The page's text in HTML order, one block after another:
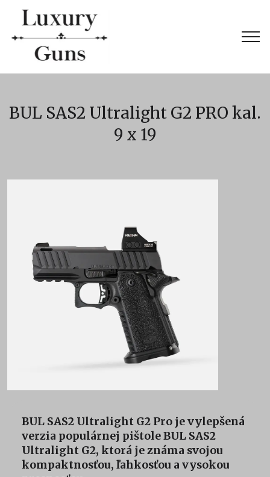
BUL SAS2 Ultralight G2 PRO kal.
9 x 19
BUL SAS2 Ultralight G2 Pro je vylepšená
verzia populárnej pištole BUL SAS2
Ultralight G2, ktorá je známa svojou
kompaktnosťou, ľahkosťou a vysokou